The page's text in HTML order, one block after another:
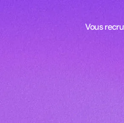
Vous
Vous recrutez ?